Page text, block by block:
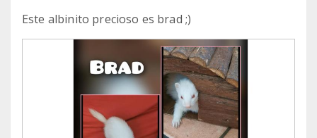
Este albinito precioso es brad ;)